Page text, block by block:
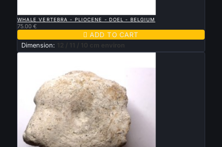
WHALE VERTEBRA - PLIOCENE - DOEL - BELGIUM
75.00 €
 ADD TO CART
Dimension: 12 / 11 / 10 cm environ